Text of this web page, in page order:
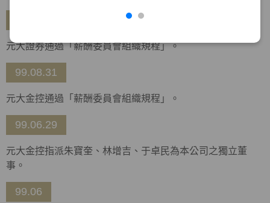
元大證券通過「薪酬委員會組織規程」。
99.08.31
元大金控通過「薪酬委員會組織規程」。
99.06.29
元大金控指派朱寶奎、林增吉、于卓民為本公司之獨立董
事。
99.06